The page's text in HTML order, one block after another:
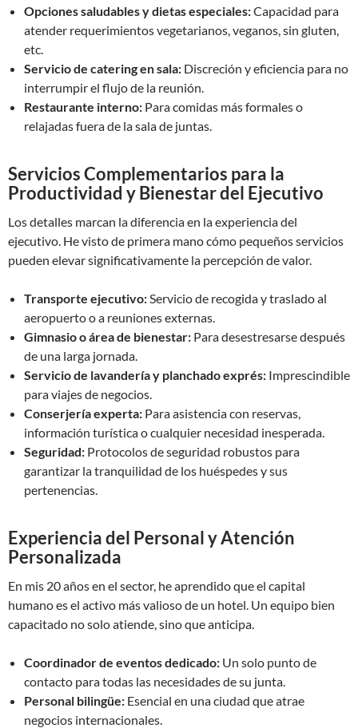
Opciones saludables y dietas especiales:Capacidad para
atender requerimientos vegetarianos, veganos, sin gluten,
etc.
Servicio de catering en sala: Discreción y eficiencia para no
interrumpir el flujo de la reunión.
Restaurante interno: Para comidas más formales o
relajadas fuera de la sala de juntas.
Servicios Complementarios para la
Productividad y Bienestar del Ejecutivo
Los detalles marcan la diferencia en la experiencia del
ejecutivo. He visto de primera mano cómo pequeños servicios
pueden elevar significativamente la percepción de valor.
Transporte ejecutivo:Servicio de recogida y traslado al
aeropuerto o a reuniones externas.
Gimnasio o área de bienestar: Para desestresarse después
de una larga jornada.
Servicio de lavandería y planchado exprés: Imprescindible
para viajes de negocios.
Conserjería experta: Para asistencia con reservas,
información turística o cualquier necesidad inesperada.
Seguridad: Protocolos de seguridad robustos para
garantizar la tranquilidad de los huéspedes y sus
pertenencias.
Experiencia del Personal y Atención
Personalizada
En mis 20 años en el sector, he aprendido que el capital
humano es el activo más valioso de un hotel. Un equipo bien
capacitado no solo atiende, sino que anticipa.
Coordinador de eventos dedicado: Un solo punto de
contacto para todas las necesidades de su junta.
Personal bilingüe: Esencial en una ciudad que atrae
negocios internacionales.